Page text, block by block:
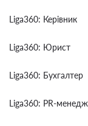
Liga360: Керівник
Liga360: Юрист
Liga360: Бухгалтер
Liga360: PR-